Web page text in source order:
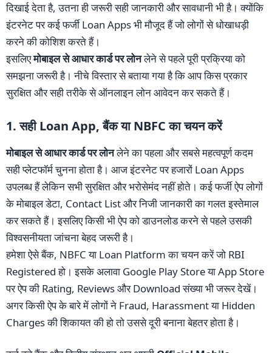
दिखाई देता है, उतना ही जरूरी सही जानकारी और सावधानी भी है। क्योंकि
इंटरनेट पर कई फर्जी Loan Apps भी मौजूद हैं जो लोगों से धोखाधड़ी
करने की कोशिश करते हैं।
इसलिएमोबाइल से आधार कार्ड पर लोनलेने से पहले पूरी प्रक्रिया को
समझना जरूरी है। नीचे विस्तार से बताया गया है कि आप किस प्रकार
सुरक्षित और सही तरीके से ऑनलाइन लोन आवेदन कर सकते हैं।
1. सही Loan App, बैंक या NBFC का चयन करें
मोबाइल से आधार कार्ड पर लोनलेने का पहला और सबसे महत्वपूर्ण कदम
सही प्लेटफॉर्म चुनना होता है। आज इंटरनेट पर हजारों Loan Apps
उपलब्ध हैं लेकिन सभी सुरक्षित और भरोसेमंद नहीं होते। कई फर्जी ऐप लोगों
के मोबाइल डेटा, Contact List और निजी जानकारी का गलत इस्तेमाल
कर सकते हैं। इसलिए किसी भी ऐप को डाउनलोड करने से पहले उसकी
विश्वसनीयता जांचना बेहद जरूरी है।
हमेशा ऐसे बैंक, NBFC या Loan Platform का चयन करें जो RBI
Registered हो। इसके अलावा Google Play Store या App Store
पर ऐप की Rating, Reviews और Download संख्या भी जरूर देखें।
अगर किसी ऐप के बारे में लोगों ने Fraud, Harassment या Hidden
Charges की शिकायत की हो तो उससे दूरी बनाना बेहतर होता है।